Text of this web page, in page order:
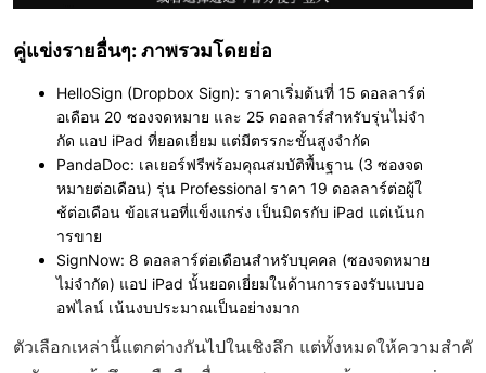
คู่แข่งรายอื่นๆ: ภาพรวมโดยย่อ
HelloSign (Dropbox Sign): ราคาเริ่มต้นที่ 15 ดอลลาร์ต่
อเดือน 20 ซองจดหมาย และ 25 ดอลลาร์สำหรับรุ่นไม่จำ
กัด แอป iPad ที่ยอดเยี่ยม แต่มีตรรกะขั้นสูงจำกัด
PandaDoc: เลเยอร์ฟรีพร้อมคุณสมบัติพื้นฐาน (3 ซองจด
หมายต่อเดือน) รุ่น Professional ราคา 19 ดอลลาร์ต่อผู้ใ
ช้ต่อเดือน ข้อเสนอที่แข็งแกร่ง เป็นมิตรกับ iPad แต่เน้นก
ารขาย
SignNow: 8 ดอลลาร์ต่อเดือนสำหรับบุคคล (ซองจดหมาย
ไม่จำกัด) แอป iPad นั้นยอดเยี่ยมในด้านการรองรับแบบอ
อฟไลน์ เน้นงบประมาณเป็นอย่างมาก
ตัวเลือกเหล่านี้แตกต่างกันไปในเชิงลึก แต่ทั้งหมดให้ความสำคั